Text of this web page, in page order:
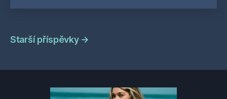
Navigace
Starší příspěvky →